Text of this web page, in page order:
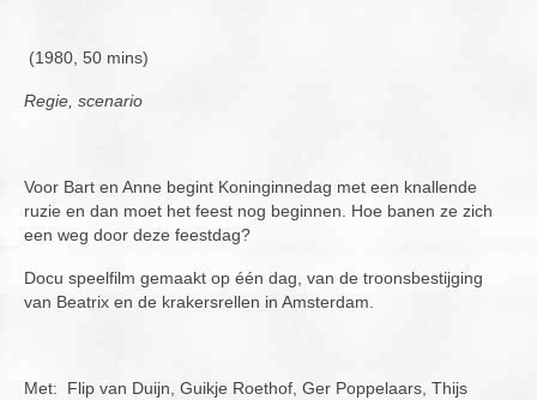
Theater
Overige publicaties
Contact
(1980, 50 mins)
Regie, scenario
Voor Bart en Anne begint Koninginnedag met een knallende
ruzie en dan moet het feest nog beginnen. Hoe banen ze zich
een weg door deze feestdag?
Docu speelfilm gemaakt op één dag, van de troonsbestijging
van Beatrix en de krakersrellen in Amsterdam.
Met: Flip van Duijn, Guikje Roethof, Ger Poppelaars, Thijs